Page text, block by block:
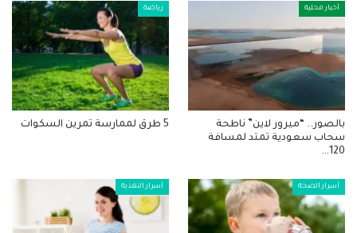
أخبار محلية
بالصور.. “ميرور لاين” ناطحة
سحاب سعودية تمتد لمسافة
120…
رياضة
5 طرق لممارسة تمرين السكوات
أسرار الصحة أسرار التغذية